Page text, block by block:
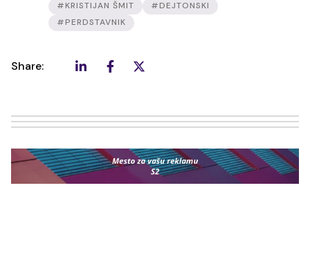
#KRISTIJAN ŠMIT
#DEJTONSKI
#PERDSTAVNIK
Share: